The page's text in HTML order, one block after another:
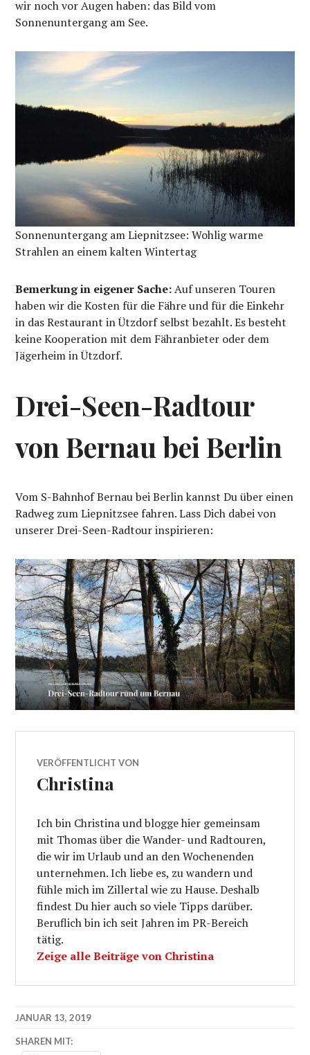
wir noch vor Augen haben: das Bild vom
Sonnenuntergang am See.
Sonnenuntergang am Liepnitzsee: Wohlig warme
Strahlen an einem kalten Wintertag
Bemerkung in eigener Sache:Auf unseren Touren
haben wir die Kosten für die Fähre und für die Einkehr
in das Restaurant in Ützdorf selbst bezahlt. Es besteht
keine Kooperation mit dem Fähranbieter oder dem
Jägerheim in Ützdorf.
Drei-Seen-Radtour
von Bernau bei Berlin
Vom S-Bahnhof Bernau bei Berlin kannst Du über einen
Radweg zum Liepnitzsee fahren. Lass Dich dabei von
unserer Drei-Seen-Radtour inspirieren:
VERÖFFENTLICHT VON
Christina
Ich bin Christina und blogge hier gemeinsam
mit Thomas über die Wander- und Radtouren,
die wir im Urlaub und an den Wochenenden
unternehmen. Ich liebe es, zu wandern und
fühle mich im Zillertal wie zu Hause. Deshalb
findest Du hier auch so viele Tipps darüber.
Beruflich bin ich seit Jahren im PR-Bereich
tätig.
Zeige alle Beiträge von Christina
JANUAR 13, 2019
SHAREN MIT: